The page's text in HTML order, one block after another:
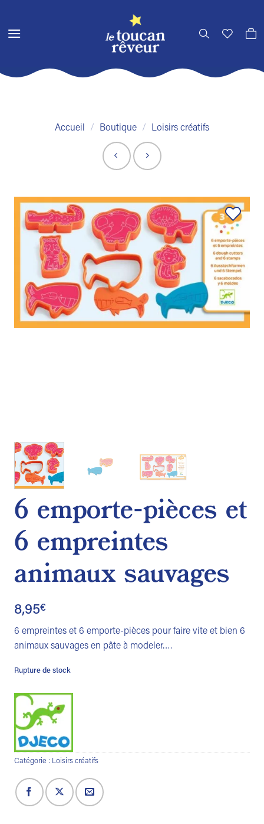
contenu
Accueil / Boutique / Loisirs créatifs
Ajouter
à la liste
de
souhaits
6 emporte-pièces et
6 empreintes
animaux sauvages
8,95€
6 empreintes et 6 emporte-pièces pour faire vite et bien 6
animaux sauvages en pâte à modeler….
Rupture de stock
Catégorie : Loisirs créatifs